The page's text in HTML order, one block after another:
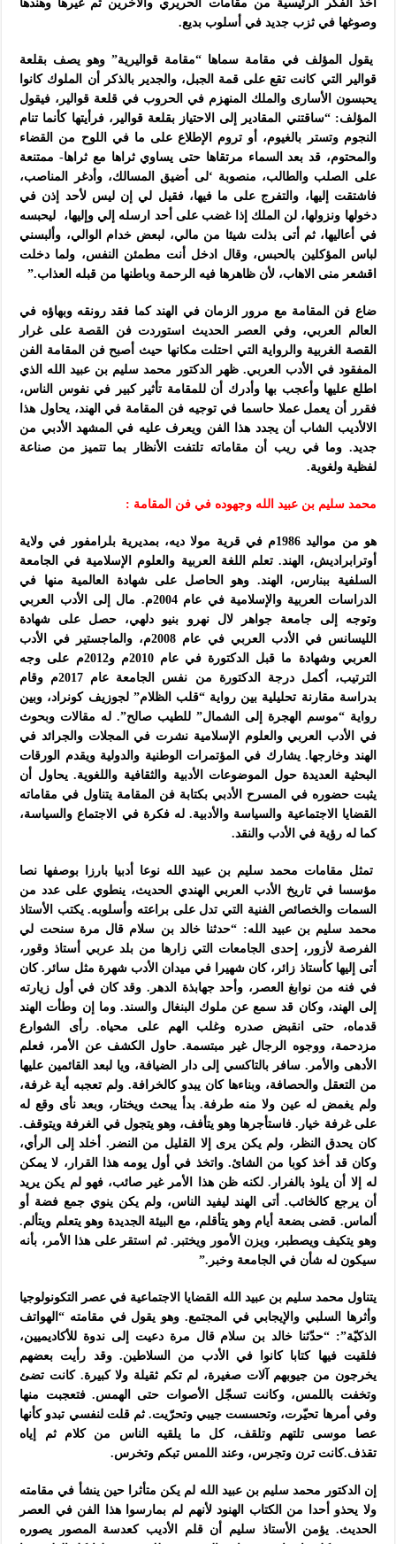
أخذ الفكر الرئيسية من مقامات الحريري والآخرين ثم غيرها وهندها
وصوغها في ثزب جديد في أسلوب بديع.
يقول المؤلف في مقامة سماها “مقامة قواليرية” وهو يصف بقلعة
قوالير التي كانت تقع على قمة الجبل، والجدير بالذكر أن الملوك كانوا
يحبسون الأسارى والملك المنهزم في الحروب في قلعة قوالير، فيقول
المؤلف: “ساقتني المقادير إلى الاحتياز بقلعة قوالير، فرأيتها كأنما تنام
النجوم وتستر بالغيوم، أو تروم الإطلاع على ما في اللوح من القضاء
والمحتوم، قد بعد السماء مرتقاها حتى يساوي ثراها مع ثراها- ممتنعة
على الصلب والطالب، منصوبة ‘لى أضيق المسالك، وأدغر المناصب،
فاشتقت إليها، والتفرج على ما فيها، فقيل لي إن ليس لأحد إذن في
دخولها ونزولها، لن الملك إذا غضب على أحد ارسله إلي وإليها، ليحبسه
في أعاليها، ثم أتى بذلت شيئا من مالي، لبعض خدام الوالي، وألبسني
لباس المؤكلين بالحبس، وقال ادخل أنت مطمئن النفس، ولما دخلت
اقشعر منى الاهاب، لأن ظاهرها فيه الرحمة وباطنها من قبله العذاب.”
ضاع فن المقامة مع مرور الزمان في الهند كما فقد رونقه وبهاؤه في
العالم العربي، وفي العصر الحديث استوردت فن القصة على غرار
القصة الغربية والرواية التي احتلت مكانها حيث أصبح فن المقامة الفن
المفقود في الأدب العربي. ظهر الدكتور محمد سليم بن عبيد الله الذي
اطلع عليها وأعجب بها وأدرك أن للمقامة تأثير كبير في نفوس الناس،
فقرر أن يعمل عملا حاسما في توجيه فن المقامة في الهند، يحاول هذا
الالأديب الشاب أن يجدد هذا الفن ويعرف عليه في المشهد الأدبي من
جديد. وما في ريب أن مقاماته تلتفت الأنظار بما تتميز من صناعة
لفظية ولغوية.
محمد سليم بن عبيد الله وجهوده في فن المقامة :
هو من مواليد 1986م في قرية مولا ديه، بمديرية بلرامفور في ولاية
أوترابراديش، الهند. تعلم اللغة العربية والعلوم الإسلامية في الجامعة
السلفية ببنارس، الهند. وهو الحاصل على شهادة العالمية منها في
الدراسات العربية والإسلامية في عام 2004م. مال إلى الأدب العربي
وتوجه إلى جامعة جواهر لال نهرو بنيو دلهي، حصل على شهادة
الليسانس في الأدب العربي في عام 2008م، والماجستير في الأدب
العربي وشهادة ما قبل الدكتورة في عام 2010م و2012م على وجه
الترتيب، أكمل درجة الدكتورة من نفس الجامعة عام 2017م وقام
بدراسة مقارنة تحليلية بين رواية “قلب الظلام” لجوزيف كونراد، وبين
رواية “موسم الهجرة إلى الشمال” للطيب صالح”. له مقالات وبحوث
في الأدب العربي والعلوم الإسلامية نشرت في المجلات والجرائد في
الهند وخارجها. يشارك في المؤتمرات الوطنية والدولية ويقدم الورقات
البحثية العديدة حول الموضوعات الأدبية والثقافية واللغوية. يحاول أن
يثبت حضوره في المسرح الأدبي بكتابة فن المقامة يتناول في مقاماته
القضايا الاجتماعية والسياسة والأدبية. له فكرة في الاجتماع والسياسة،
كما له رؤية في الأدب والنقد.
تمثل مقامات محمد سليم بن عبيد الله نوعا أدبيا بارزا بوصفها نصا
مؤسسا في تاريخ الأدب العربي الهندي الحديث، ينطوي على عدد من
السمات والخصائص الفنية التي تدل على براعته وأسلوبه. يكتب الأستاذ
محمد سليم بن عبيد الله: “حدثنا خالد بن سلام قال مرة سنحت لي
الفرصة لأزور، إحدى الجامعات التي زارها من بلد عربي أستاذ وقور،
أتى إليها كأستاذ زائر، كان شهيرا في ميدان الأدب شهرة مثل سائر. كان
في فنه من نوابغ العصر، وأحد جهابذة الدهر. وقد كان في أول زيارته
إلى الهند، وكان قد سمع عن ملوك البنغال والسند. وما إن وطأت الهند
قدماه، حتى انقبض صدره وغلب الهم على محياه. رأى الشوارع
مزدحمة، ووجوه الرجال غير مبتسمة. حاول الكشف عن الأمر، فعلم
الأدهى والأمر. سافر بالتاكسي إلى دار الضيافة، ويا لبعد القائمين عليها
من التعقل والحصافة، وبناءها كان يبدو كالخرافة. ولم تعجبه أية غرفة،
ولم يغمض له عين ولا منه طرفة. بدأ يبحث ويختار، وبعد نأى وقع له
على غرفة خيار. فاستأجرها وهو يتأفف، وهو يتجول في الغرفة ويتوقف.
كان يحدق النظر، ولم يكن يرى إلا القليل من النضر. أخلد إلى الرأي،
وكان قد أخذ كوبا من الشائ. واتخذ في أول يومه هذا القرار، لا يمكن
له إلا أن يلوذ بالفرار. لكنه ظن هذا الأمر غير صائب، فهو لم يكن يريد
أن يرجع كالخائب. أتى الهند ليفيد الناس، ولم يكن ينوي جمع فضة أو
ألماس. قضى بضعة أيام وهو يتأقلم، مع البيئة الجديدة وهو يتعلم ويتألم.
وهو يتكيف ويصطبر، ويزن الأمور ويختبر. ثم استقر على هذا الأمر، بأنه
سيكون له شأن في الجامعة وخبر.”
يتناول محمد سليم بن عبيد الله القضايا الاجتماعية في عصر التكونولوجيا
وأثرها السلبي والإيجابي في المجتمع. وهو يقول في مقامته “الهواتف
الذكيّة”: “حدّثنا خالد بن سلام قال مرة دعيت إلى ندوة للأكاديميين،
فلقيت فيها كتابا كانوا في الأدب من السلاطين. وقد رأيت بعضهم
يخرجون من جيوبهم آلات صغيرة، لم تكم ثقيلة ولا كبيرة. كانت تضئ
وتخفت باللمس، وكانت تسجّل الأصوات حتى الهمس. فتعجبت منها
وفي أمرها تحيّرت، وتحسست جيبي وتحرّيت. ثم قلت لنفسي تبدو كأنها
عصا موسى تلتهم وتلقف، كل ما يلقيه الناس من كلام ثم إياه
تقذف.كانت ترن وتجرس، وعند اللمس تبكم وتخرس.
إن الدكتور محمد سليم بن عبيد الله لم يكن متأثرا حين ينشأ في مقامته
ولا يحذو أحدا من الكتاب الهنود لأنهم لم بمارسوا هذا الفن في العصر
الحديث. يؤمن الأستاذ سليم أن قلم الأديب كعدسة المصور يصوره